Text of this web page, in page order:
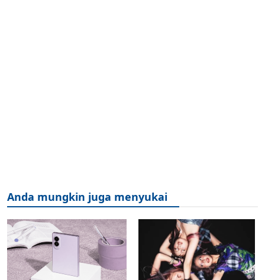
Anda mungkin juga menyukai